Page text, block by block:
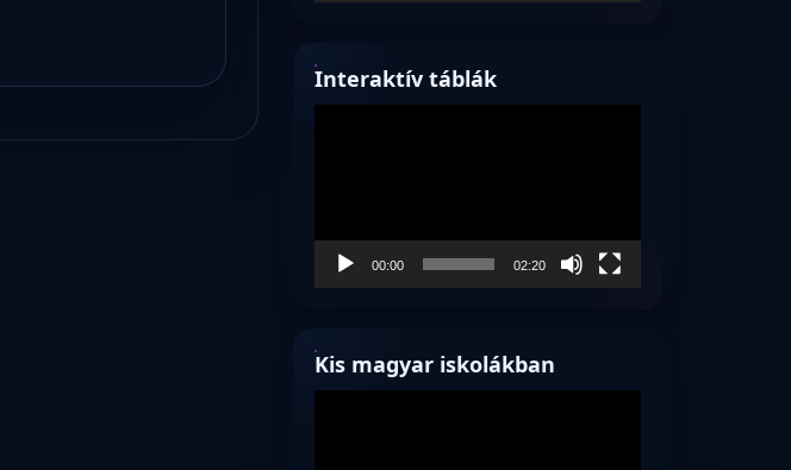
Interaktív táblák
00:00 02:20
Kis magyar iskolákban